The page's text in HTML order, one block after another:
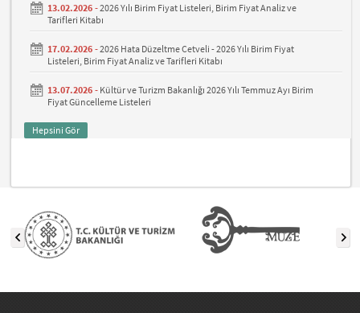
13.02.2026 -2026 Yılı Birim Fiyat Listeleri, Birim Fiyat Analiz ve
Tarifleri Kitabı
17.02.2026 -2026 Hata Düzeltme Cetveli - 2026 Yılı Birim Fiyat
Listeleri, Birim Fiyat Analiz ve Tarifleri Kitabı
13.07.2026 - Kültür ve Turizm Bakanlığı 2026 Yılı Temmuz Ayı Birim
Fiyat Güncelleme Listeleri
Hepsini Gör